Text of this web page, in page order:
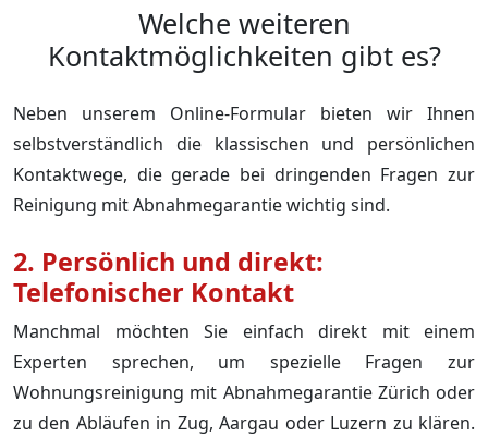
Welche weiteren
Kontaktmöglichkeiten gibt es?
Neben unserem Online-Formular bieten wir Ihnen
selbstverständlich die klassischen und persönlichen
Kontaktwege, die gerade bei dringenden Fragen zur
Reinigung mit Abnahmegarantie wichtig sind.
2. Persönlich und direkt:
Telefonischer Kontakt
Manchmal möchten Sie einfach direkt mit einem
Experten sprechen, um spezielle Fragen zur
Wohnungsreinigung mit Abnahmegarantie Zürich oder
zu den Abläufen in Zug, Aargau oder Luzern zu klären.